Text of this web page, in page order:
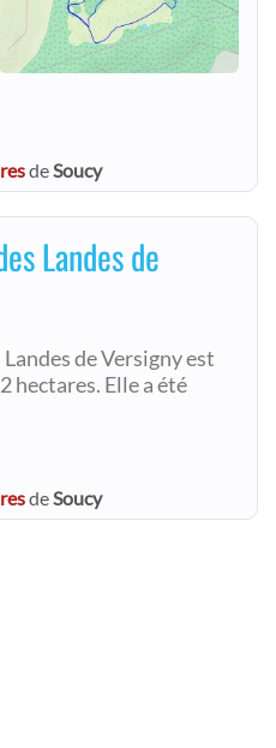
deSoucy
Landes de
de Versigny est
hectares. Elle a été
deSoucy